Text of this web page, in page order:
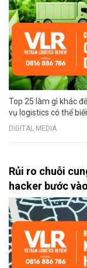
Top 25 làm gì khác
vụ logistics có thể
DIGITAL MEDIA
Rủi ro chuỗi
hacker bước